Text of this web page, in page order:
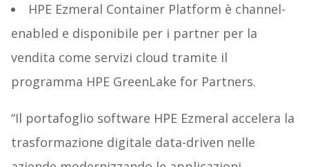
HPE Ezmeral Container Platform è channel-
enabled e disponibile per i partner per la
vendita come servizi cloud tramite il
programma HPE GreenLake for Partners.
“Il portafoglio software HPE Ezmeral accelera la
trasformazione digitale data-driven nelle